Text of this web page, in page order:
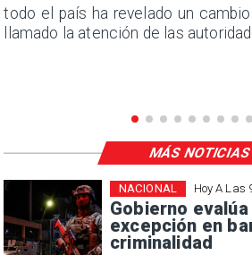
todo el país ha revelado un
llamado la atención de las
Hoy A Las
Gobierno
excepción en
criminalidad
NACIONAL
MÁS NOTICIAS